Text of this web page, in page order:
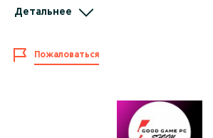
3) Оперативная память Adata Ddr4 3200
5) Блок питания LineUp 750w 80+ (20)
7) Корпус Аквариум wintek, 2 стекла , 5
Управляемая подсветка (23)
8) Windows 11 pro license, MS Office 2016 (10)
Детальнее
Пожаловаться